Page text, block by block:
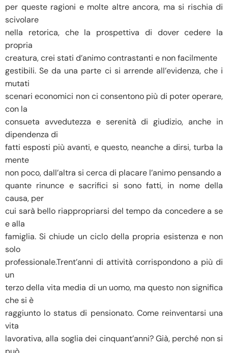
per queste ragioni e molte altre ancora, ma si rischia di
scivolare
nella retorica, che la prospettiva di dover cedere la
propria
creatura, crei stati d’animo contrastanti e non facilmente
gestibili. Se da una parte ci si arrende all’evidenza, che i
mutati
scenari economici non ci consentono più di poter operare,
con la
consueta avvedutezza e serenità di giudizio, anche in
dipendenza di
fatti esposti più avanti, e questo, neanche a dirsi, turba la
mente
non poco, dall’altra si cerca di placare l’animo pensando a
quante rinunce e sacrifici si sono fatti, in nome della
causa, per
cui sarà bello riappropriarsi del tempo da concedere a se
e alla
famiglia. Si chiude un ciclo della propria esistenza e non
solo
professionale.Trent’anni di attività corrispondono a più di
un
terzo della vita media di un uomo, ma questo non significa
che si è
raggiunto lo status di pensionato. Come reinventarsi una
vita
lavorativa, alla soglia dei cinquant’anni? Già, perché non si